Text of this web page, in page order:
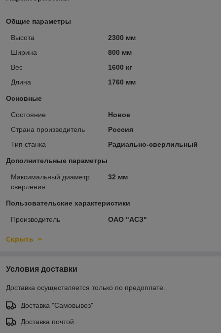
Общие параметры
Высота
2300 мм
Ширина
800 мм
Вес
1600 кг
Длина
1760 мм
Основные
Состояние
Новое
Страна производитель
Россия
Тип станка
Радиально-сверлильный
Дополнительные параметры
Максимальный диаметр
сверления
32 мм
Пользовательские характеристики
Производитель ОАО "АСЗ"
Скрыть
Условия доставки
Доставка осуществляется только по предоплате.
Доставка "Самовывоз"
Доставка почтой